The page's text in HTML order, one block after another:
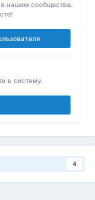
в нашем сообществе.
в систему.
4